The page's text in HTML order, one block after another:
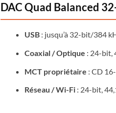
DAC Quad Balanced
USB: jusqu’à 32-bit/384
Coaxial / Optique : 24-bit,
MCT propriétaire : CD
Réseau / Wi-Fi: 24-bit,